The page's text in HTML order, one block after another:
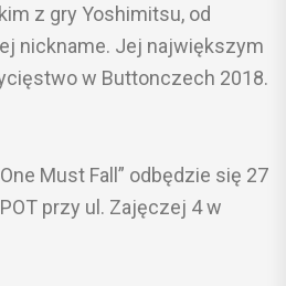
z gry Yoshimitsu, od
nickname. Jej największym
w Buttonczech 2018.
Must Fall” odbędzie się 27
przy ul. Zajęczej 4 w